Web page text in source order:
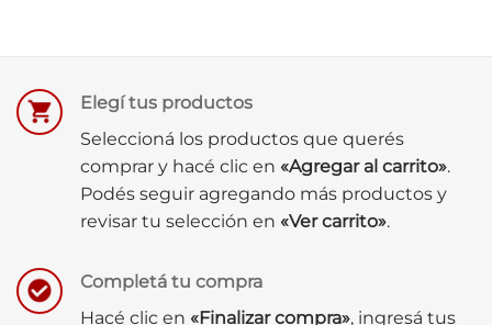
Elegí tus productos
Seleccioná los productos que querés
comprar y hacé clic en «Agregar al carrito».
Podés seguir agregando más productos y
revisar tu selección en «Ver carrito».
Completá tu compra
Hacé clic en «Finalizar compra», ingresá tus